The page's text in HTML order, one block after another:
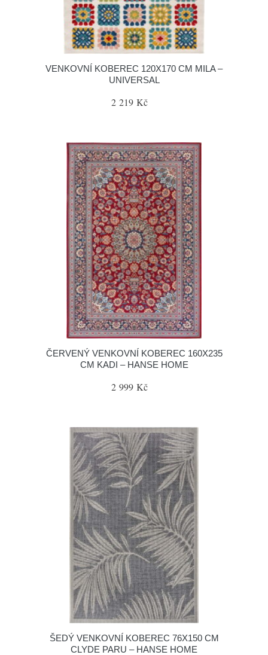
VENKOVNÍ KOBEREC 120X170 CM MILA –
UNIVERSAL
2 219 Kč
ČERVENÝ VENKOVNÍ KOBEREC 160X235
CM KADI – HANSE HOME
2 999 Kč
ŠEDÝ VENKOVNÍ KOBEREC 76X150 CM
CLYDE PARU – HANSE HOME